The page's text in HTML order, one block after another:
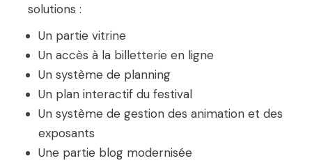
solutions :
Un partie vitrine
Un accès à la billetterie en ligne
Un système de planning
Un plan interactif du festival
Un système de gestion des animation et des
exposants
Une partie blog modernisée